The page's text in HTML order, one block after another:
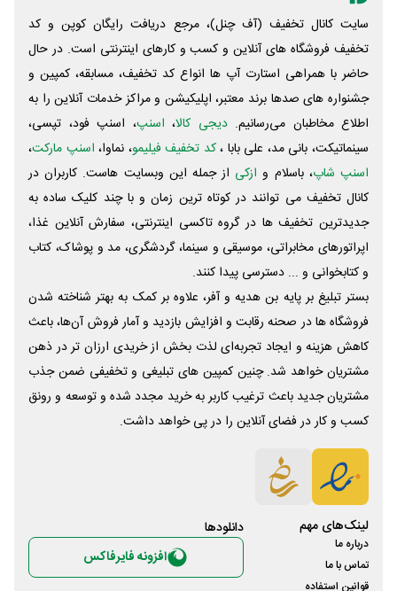
سایت کانال تخفیف (آف چنل)، مرجع دریافت رایگان کوپن و کد
تخفیف فروشگاه های آنلاین و کسب و‌ کارهای اینترنتی است. در حال
حاضر با همراهی استارت آپ ها انواع کد تخفیف، مسابقه، کمپین و
جشنواره های صدها برند معتبر، اپلیکیشن و مراکز خدمات آنلاین را به
اطلاع مخاطبان می‌رسانیم. دیجی کالا، اسنپ، اسنپ فود، تپسی،
سینماتیکت، بانی مد، علی‌ بابا ،کد تخفیف فیلیمو، نماوا، اسنپ مارکت،
اسنپ شاپ، باسلام و ازکی از جمله این وبسایت ‌هاست. کاربران در
کانال تخفیف می توانند در کوتاه ترین زمان و با چند کلیک ساده به
جدیدترین تخفیف ها در گروه تاکسی اینترنتی، سفارش آنلاین غذا،
اپراتورهای مخابراتی، موسیقی و سینما، گردشگری، مد و پوشاک، کتاب
و کتابخوانی و ... دسترسی پیدا کنند.
بستر تبلیغ بر پایه بن هدیه و آفر، علاوه بر کمک به بهتر شناخته شدن
فروشگاه ها در صحنه رقابت و افزایش بازدید و آمار فروش آن‌ها، باعث
کاهش هزینه و ایجاد تجربه‌ای لذت بخش از خریدی ارزان تر در ذهن
مشتریان خواهد شد. چنین کمپین های تبلیغی و تخفیفی ضمن جذب
مشتریان جدید باعث ترغیب کاربر به خرید مجدد شده و توسعه و رونق
کسب و کار در فضای آنلاین را در پی خواهد داشت.
لینک‌های مهم
درباره ما
تماس با ما
قوانین استفاده
دانلود‌ها
افزونه فایرفاکس